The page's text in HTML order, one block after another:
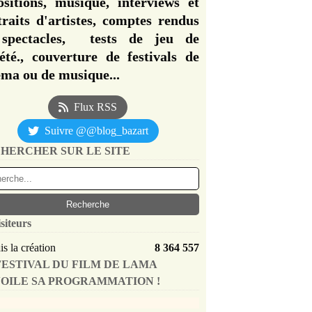
d'artistes, comptes rendus
tests de jeu de
couverture de festivals de
ou de musique...
Flux RSS
Suivre @@blog_bazart
SUR LE SITE
la création
8 364 557
DU FILM DE LAMA
SA PROGRAMMATION !